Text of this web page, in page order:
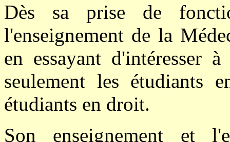
Dès sa prise de
l'enseignement de la
en essayant d'intéresser
seulement les étudiants
étudiants en droit.
Son enseignement et